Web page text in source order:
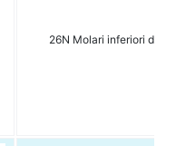
26N Molari inferiori dx e sx